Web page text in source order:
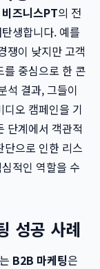
비즈니스PT의 전
생합니다. 예를
쟁이 낮지만 고객
를 중심으로 한 콘
석 결과, 그들이
오 캠페인을 기
단계에서 객관적
으로 인한 리스
적인 역할을 수
성공 사례
B2B 마케팅은